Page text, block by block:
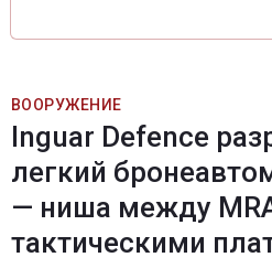
ВООРУЖЕНИЕ
Inguar Defence
легкий
— ниша между
тактическими